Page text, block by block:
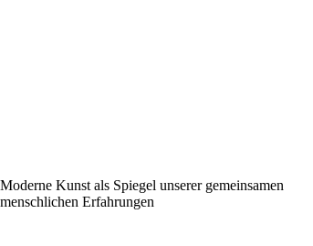
Moderne Kunst als Spiegel unserer gemeinsamen
menschlichen Erfahrungen